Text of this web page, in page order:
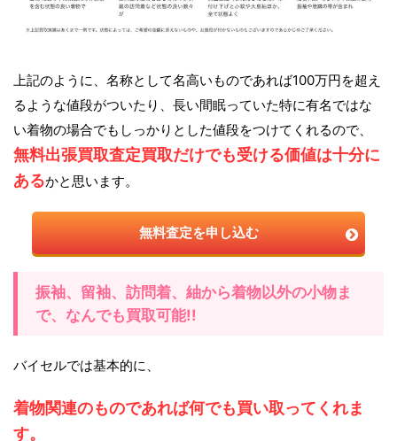
上記のように、名称として名高いものであれば100万円を超え
るような値段がついたり、長い間眠っていた特に有名ではな
い着物の場合でもしっかりとした値段をつけてくれるので、
無料出張買取査定買取だけでも受ける価値は十分に
あるかと思います。
無料査定を申し込む
振袖、留袖、訪問着、紬から着物以外の小物ま
で、なんでも買取可能!!
バイセルでは基本的に、
着物関連のものであれば何でも買い取ってくれま
す。